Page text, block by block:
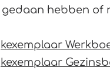
gedaan hebben of